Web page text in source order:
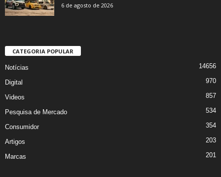
6 de agosto de 2026
CATEGORIA POPULAR
Notícias 14656
Digital 970
Videos 857
Pesquisa de Mercado 534
Consumidor 354
Artigos 203
Marcas 201